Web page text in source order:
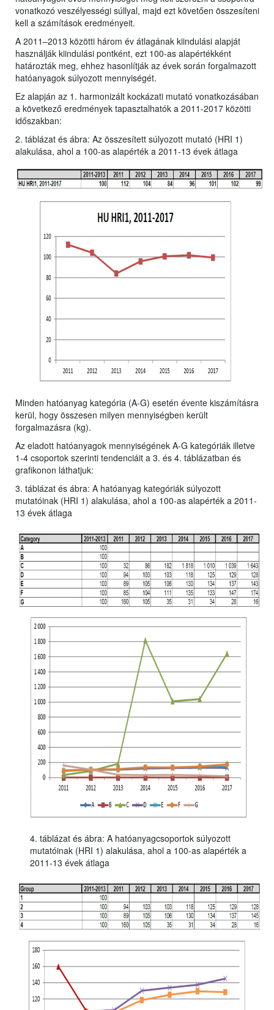
vonatkozó veszélyességi súllyal, majd ezt követően összesíteni
kell a számítások eredményeit.
A 2011–2013 közötti három év átlagának kiindulási alapját
használják kiindulási pontként, ezt 100-as alapértékként
határozták meg, ehhez hasonlítják az évek során forgalmazott
hatóanyagok súlyozott mennyiségét.
Ez alapján az 1. harmonizált kockázati mutató vonatkozásában
a következő eredmények tapasztalhatók a 2011-2017 közötti
időszakban:
2. táblázat és ábra: Az összesített súlyozott mutató (HRI 1)
alakulása, ahol a 100-as alapérték a 2011-13 évek átlaga
Minden hatóanyag kategória (A-G) esetén évente kiszámításra
kerül, hogy összesen milyen mennyiségben került
forgalmazásra (kg).
Az eladott hatóanyagok mennyiségének A-G kategóriák illetve
1-4 csoportok szerinti tendenciáit a 3. és 4. táblázatban és
grafikonon láthatjuk:
3. táblázat és ábra: A hatóanyag kategóriák súlyozott
mutatóinak (HRI 1) alakulása, ahol a 100-as alapérték a 2011-
13 évek átlaga
4. táblázat és ábra: A hatóanyagcsoportok súlyozott
mutatóinak (HRI 1) alakulása, ahol a 100-as alapérték a
2011-13 évek átlaga